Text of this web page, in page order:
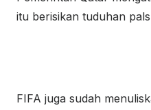
itu berisikan tuduhan
FIFA juga sudah